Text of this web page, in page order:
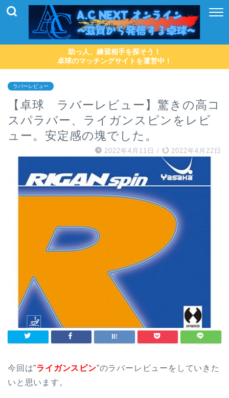
助っ人、練習相手を探そう！
卓球のマッチングサイトを運営中！
ラバーレビュー
【卓球 ラバーレビュー】驚きの高コ
スパラバー、ライガンスピンをレビ
ュー。安定感の塊でした。
2022年4月11日 / 2022年4月22日
今回は”ライガンスピン”のラバーレビューをしていきた
いと思います。